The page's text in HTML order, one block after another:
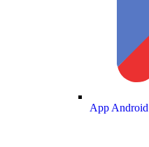
App Android